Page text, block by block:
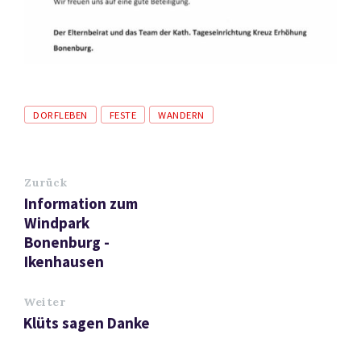
Tags
DORFLEBEN FESTE WANDERN
Zurück
Information zum
Windpark
Bonenburg -
Ikenhausen
Weiter
Klüts sagen Danke